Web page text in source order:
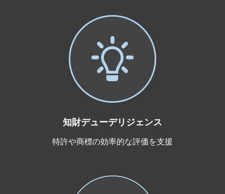
知財デューデリジェンス
特許や商標の効率的な評価を支援